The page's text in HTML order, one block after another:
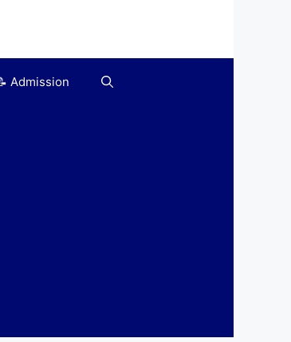
Admission